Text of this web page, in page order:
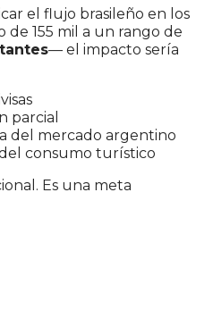
el flujo brasileño en los
de 155 mil a un rango de
— el impacto sería
parcial
del mercado argentino
consumo turístico
Es una meta